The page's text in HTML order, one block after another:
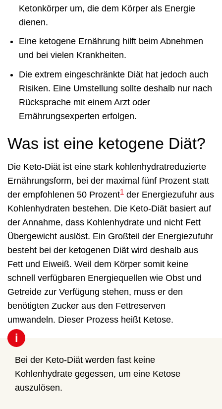
Ketonkörper um, die dem Körper als Energie
dienen.
Eine ketogene Ernährung hilft beim Abnehmen
und bei vielen Krankheiten.
Die extrem eingeschränkte Diät hat jedoch auch
Risiken. Eine Umstellung sollte deshalb nur nach
Rücksprache mit einem Arzt oder
Ernährungsexperten erfolgen.
Was ist eine ketogene Diät?
Die Keto-Diät ist eine stark kohlenhydratreduzierte
Ernährungsform, bei der maximal fünf Prozent statt
der empfohlenen 50 Prozent1 der Energiezufuhr aus
Kohlenhydraten bestehen. Die Keto-Diät basiert auf
der Annahme, dass Kohlenhydrate und nicht Fett
Übergewicht auslöst. Ein Großteil der Energiezufuhr
besteht bei der ketogenen Diät wird deshalb aus
Fett und Eiweiß. Weil dem Körper somit keine
schnell verfügbaren Energiequellen wie Obst und
Getreide zur Verfügung stehen, muss er den
benötigten Zucker aus den Fettreserven
umwandeln. Dieser Prozess heißt Ketose.
i
Bei der Keto-Diät werden fast keine
Kohlenhydrate gegessen, um eine Ketose
auszulösen.